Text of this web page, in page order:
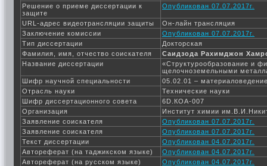
Решение о приеме диссертации к
защите
Опубликован 07.07.2017г.
URL-адрес видеотрансляции защиты
Он-лайн трансляция
Заключение комиссии
Опубликован 07.07.2017г.
Тип диссертации
Докторская
Фамилия, имя, отчество соискателя
Саидзода Рахимджон
Название диссертации
«Структурообразование и
щелочноземельными
Шифр научной специальности
05.02.01 –
Отрасль науки
Технические науки
Шифр диссертационного совета
6D.КОА-007
Организация
Институт химии
Заявление соискателя
Опубликован 07.07.2017г.
Заявление соискателя
Опубликован 07.07.2017г.
Текст диссертации
Опубликован 04.07.2017г.
Автореферат (на таджикском языке)
Опубликован 04.07.2017г.
Автореферат (на русском языке)
Опубликован 04.07.2017г.